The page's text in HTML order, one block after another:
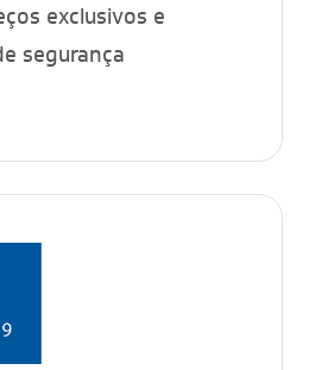
exclusivos e
segurança